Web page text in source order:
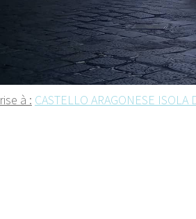
à : CASTELLO ARAGONESE ISOLA